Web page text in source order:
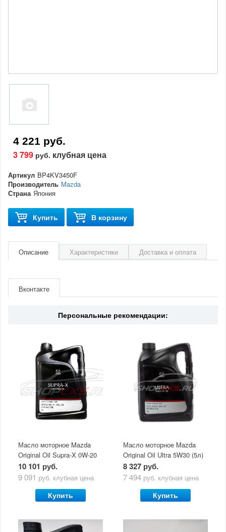
4 221 руб.
3 799 руб. клубная цена
Артикул BP4KV3450F
Производитель Mazda
Страна Япония
Купить В корзину
Описание Характеристики Доставка и оплата
Страна Япония
Вконтакте
Персональные рекомендации:
Масло моторное Mazda
Original Oil Supra-X 0W-20
(5 л)
10 101 руб.
9 091 руб. клубная цена
Купить
Масло моторное Mazda
Original Oil Ultra 5W30 (5л)
8 327 руб.
7 494 руб. клубная цена
Купить